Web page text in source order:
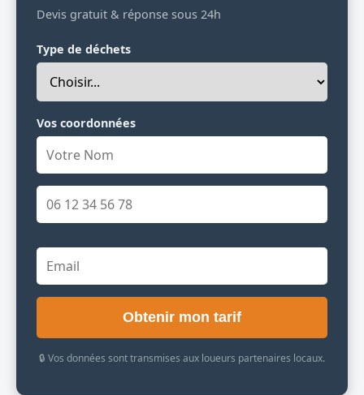
Devis gratuit & réponse sous 24h
Type de déchets
Vos coordonnées
Obtenir mon tarif
🔒 Vos données sont transmises aux loueurs partenaires locaux.